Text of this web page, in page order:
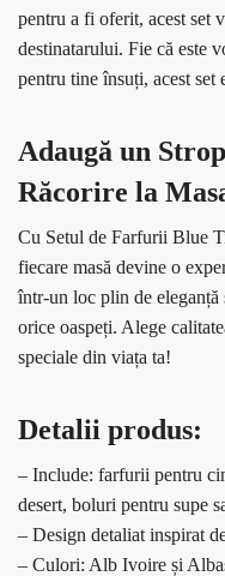
pentru a fi oferit, acest set
destinatarului. Fie că este
pentru tine însuți, acest set
Adaugă un
Răcorire la
Cu Setul de Farfurii Blue
fiecare masă devine o
într-un loc plin de eleganță
orice oaspeți. Alege
speciale din viața ta!
Detalii produs:
– Include: farfurii pentru
desert, boluri pentru supe
– Design detaliat inspirat
– Culori: Alb Ivoire și